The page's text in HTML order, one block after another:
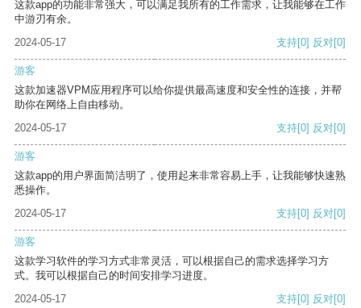
这款app的功能非常强大，可以满足我所有的工作需求，让我能够在工作
中游刃有余。
2024-05-17
支持[0] 反对[0]
游客
这款加速器VPM应用程序可以给你提供最高速度和安全性的连接，并帮
助你在网络上自由移动。
2024-05-17
支持[0] 反对[0]
游客
这款app的用户界面简洁明了，使用起来非常容易上手，让我能够快速熟
悉操作。
2024-05-17
支持[0] 反对[0]
游客
这款学习软件的学习方式非常灵活，可以根据自己的需求选择学习方
式。我可以根据自己的时间安排学习进度。
2024-05-17
支持[0] 反对[0]